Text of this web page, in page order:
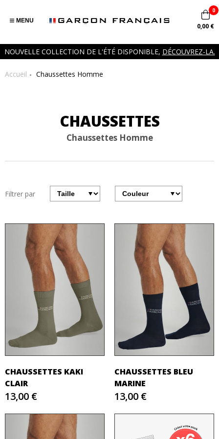
NOUVELLE COLLECTION DE L'ÉTÉ DISPONIBLE, DÉCOUVREZ-LA.
MENU
0
0,00 €
Accueil Chaussettes Homme
CHAUSSETTES
Chaussettes Homme
Filtrer par
Filtrer
Filter
CHAUSSETTES KAKI
CLAIR
13,00 €
CHAUSSETTES BLEU
MARINE
13,00 €